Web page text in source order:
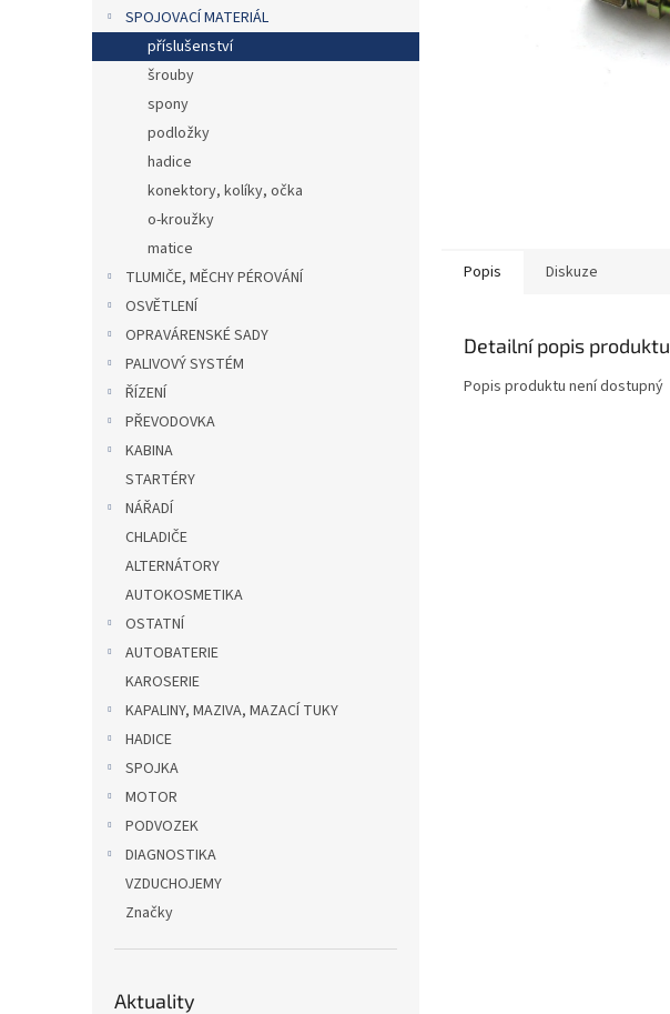
e
l
SPOJOVACÍ MATERIÁL
příslušenství
šrouby
spony
podložky
hadice
konektory, kolíky, očka
o-kroužky
matice
TLUMIČE, MĚCHY PÉROVÁNÍ
OSVĚTLENÍ
OPRAVÁRENSKÉ SADY
PALIVOVÝ SYSTÉM
ŘÍZENÍ
PŘEVODOVKA
KABINA
STARTÉRY
NÁŘADÍ
CHLADIČE
ALTERNÁTORY
AUTOKOSMETIKA
OSTATNÍ
AUTOBATERIE
KAROSERIE
KAPALINY, MAZIVA, MAZACÍ TUKY
HADICE
SPOJKA
MOTOR
PODVOZEK
DIAGNOSTIKA
VZDUCHOJEMY
Značky
Aktuality
Popis Diskuze
Detailní popis produktu
Popis produktu není dostupný